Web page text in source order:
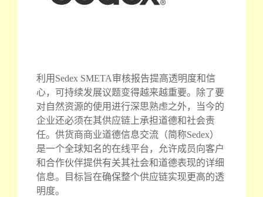
利用Sedex SMETA审核报告提高透明度和信
心，可持续发展议题变得越来越重要。除了要
对自然资源的使用进行深思熟虑之外，当今的
企业还必须在其供应链上承担道德和社会责
任。供货商商业道德信息交流（简称Sedex）
是一个全球知名的在线平台，允许成员向客户
和合作伙伴提供有关其社会和道德表现的详细
信息。目标旨在确保整个供应链实现更高的透
明度。